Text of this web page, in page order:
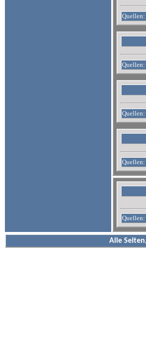
Quellen:
Quellen:
Quellen:
Quellen:
Quellen:
Alle